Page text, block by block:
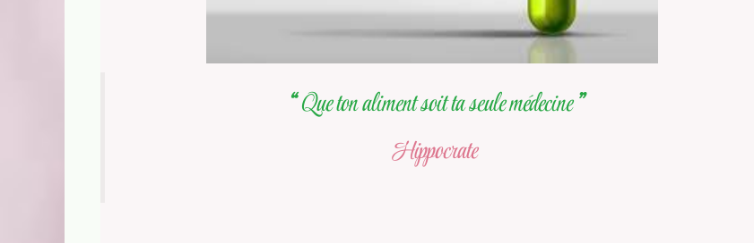
“Que ton aliment soit ta seule médecine”
Hippocrate